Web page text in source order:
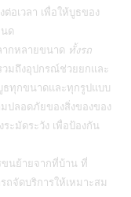
ต่อเวลา เพื่อให้บูธของ
ด
ากหลายขนาด ทั้งรถ
วมถึงอุปกรณ์ช่วยยกและ
ธทุกขนาดและทุกรูปแบบ
ปลอดภัยของสิ่งของของ
ะมัดระวัง เพื่อป้องกัน
นย้ายจากที่บ้าน ที่
ถจัดบริการให้เหมาะสม